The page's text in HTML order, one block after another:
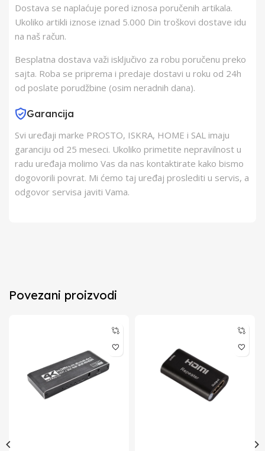
Barkod 9783270320245
Dostava se naplaćuje pored iznosa poručenih artikala.
Ukoliko artikli iznose iznad 5.000 Din troškovi dostave idu
na naš račun.
Besplatna dostava važi isključivo za robu poručenu preko
sajta. Roba se priprema i predaje dostavi u roku od 24h
od poslate porudžbine (osim neradnih dana).
Garancija
Svi uređaji marke PROSTO, ISKRA, HOME i SAL imaju
garanciju od 25 meseci. Ukoliko primetite nepravilnost u
radu uređaja molimo Vas da nas kontaktirate kako bismo
dogovorili povrat. Mi ćemo taj uređaj proslediti u servis, a
odgovor servisa javiti Vama.
Povezani proizvodi